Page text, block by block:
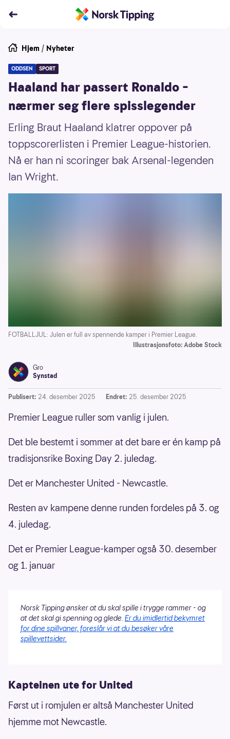
Hjem / Nyheter
ODDSEN SPORT
Haaland har passert Ronaldo –
nærmer seg flere spisslegender
Erling Braut Haaland klatrer oppover på
toppscorerlisten i Premier League-historien.
Nå er han ni scoringer bak Arsenal-legenden
Ian Wright.
FOTBALLJUL: Julen er full av spennende kamper i Premier League.
Illustrasjonsfoto: Adobe Stock
Gro
Synstad
Publisert: 24. desember 2025 Endret: 25. desember 2025
Premier League ruller som vanlig i julen.
Det ble bestemt i sommer at det bare er én kamp på
tradisjonsrike Boxing Day 2. juledag.
Det er Manchester United - Newcastle.
Resten av kampene denne runden fordeles på 3. og
4. juledag.
Det er Premier League-kamper også 30. desember
og 1. januar
Norsk Tipping ønsker at du skal spille i trygge rammer - og
at det skal gi spenning og glede. Er du imidlertid bekymret
for dine spillvaner, foreslår vi at du besøker våre
spillevettsider.
Kapteinen ute for United
Først ut i romjulen er altså Manchester United
hjemme mot Newcastle.